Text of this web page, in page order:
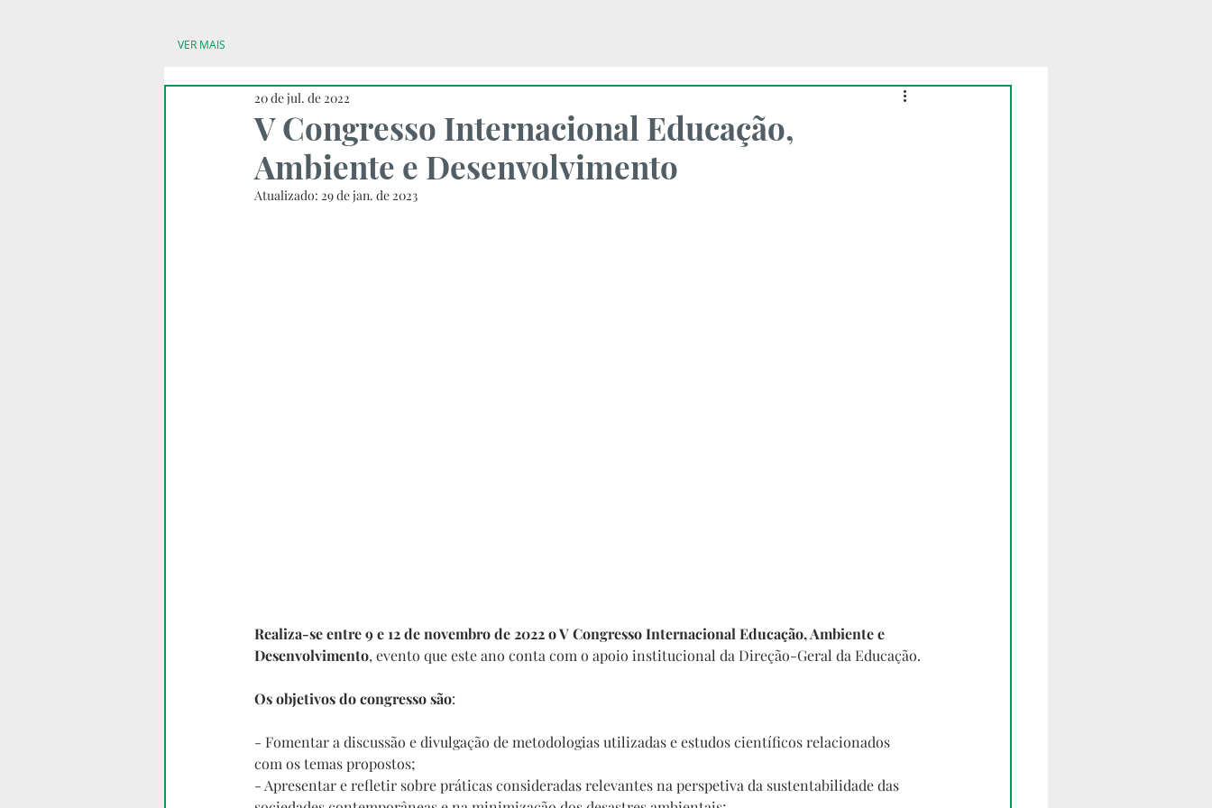
VER MAIS
V Congresso Internacional Educação,
Ambiente e Desenvolvimento
20 de jul. de 2022
Atualizado: 29 de jan. de 2023
Realiza-se entre 9 e 12 de novembro de 2022 o V Congresso Internacional Educação, Ambiente e
Desenvolvimento, evento que este ano conta com o apoio institucional da Direção-Geral da Educação.
Os objetivos do congresso são:
- Fomentar a discussão e divulgação de metodologias utilizadas e estudos científicos relacionados
com os temas propostos;
- Apresentar e refletir sobre práticas consideradas relevantes na perspetiva da sustentabilidade das